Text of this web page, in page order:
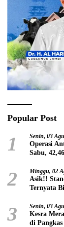
Popular Post
1 Senin, 03
Operasi
Sabu,
2 Minggu, 02
Asik!!
Ternyata
3 Senin, 03
Kesra
di Pangkas